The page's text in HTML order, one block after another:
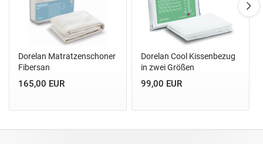
Dorelan Matratzenschoner
Fibersan
165,00 EUR
Dorelan Cool Kissenbezug
in zwei Größen
99,00 EUR